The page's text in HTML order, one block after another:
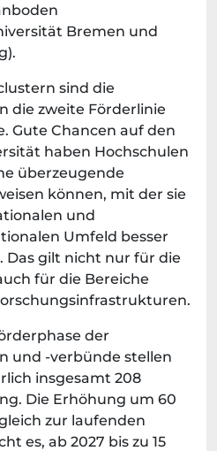
Bremen und
sind die
die zweite Förderlinie
Gute Chancen auf den
haben Hochschulen
überzeugende
können, mit der sie
und
Umfeld besser
Das gilt nicht nur für die
für die Bereiche
der
und -verbünde stellen
insgesamt 208
Die Erhöhung um 60
zur laufenden
es, ab 2027 bis zu 15